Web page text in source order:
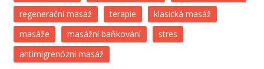
regenerační masáž
terapie
klasická masáž
masáže
masážní baňkování
stres
antimigrenózní masáž